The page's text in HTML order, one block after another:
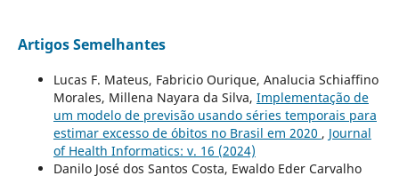
Artigos Semelhantes
Lucas F. Mateus, Fabricio Ourique, Analucia Schiaffino
Morales, Millena Nayara da Silva, Implementação de
um modelo de previsão usando séries temporais para
estimar excesso de óbitos no Brasil em 2020 , Journal
of Health Informatics: v. 16 (2024)
Danilo José dos Santos Costa, Ewaldo Eder Carvalho